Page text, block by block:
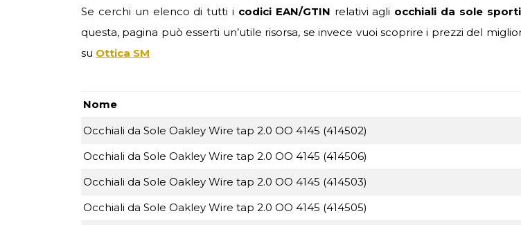
Se cerchi un elenco di tutti i codici EAN/GTIN relativi agli occhiali da sole
questa, pagina può esserti un’utile risorsa, se invece vuoi scoprire i prezzi del
su Ottica SM
Nome
Occhiali da Sole Oakley Wire tap 2.0 OO 4145 (414502)
Occhiali da Sole Oakley Wire tap 2.0 OO 4145 (414506)
Occhiali da Sole Oakley Wire tap 2.0 OO 4145 (414503)
Occhiali da Sole Oakley Wire tap 2.0 OO 4145 (414505)